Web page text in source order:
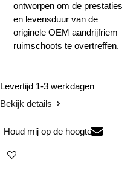
ontworpen om de prestaties
en levensduur van de
originele OEM aandrijfriem
ruimschoots te overtreffen.
Levertijd 1-3 werkdagen
Bekijk details
Houd mij op de hoogte